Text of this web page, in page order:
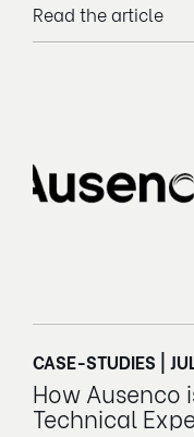
Read the article
CASE-STUDIES |
How Ausenco
Technical